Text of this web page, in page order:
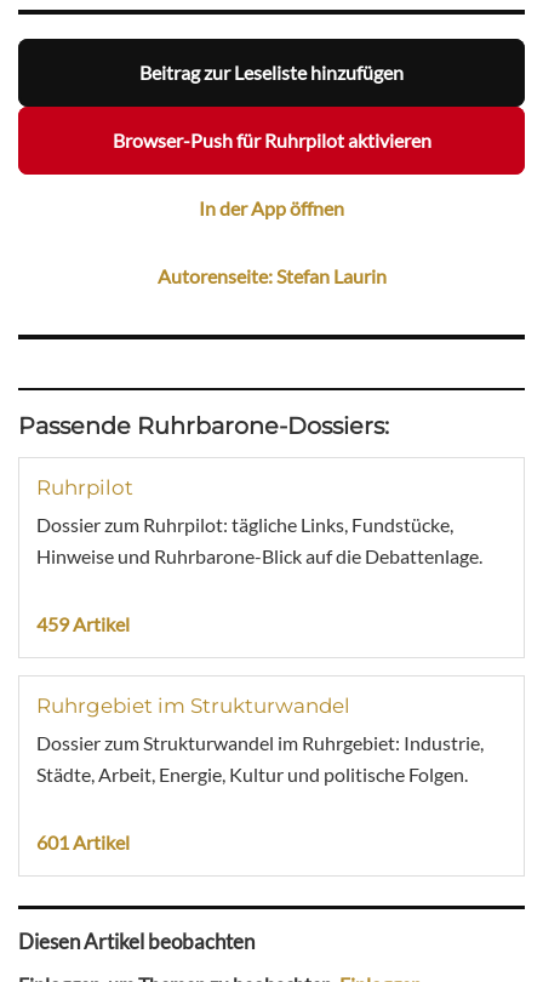
Beitrag zur Leseliste hinzufügen
Browser-Push für Ruhrpilot aktivieren
In der App öffnen
Autorenseite: Stefan Laurin
Passende Ruhrbarone-Dossiers:
Ruhrpilot
Dossier zum Ruhrpilot: tägliche Links, Fundstücke,
Hinweise und Ruhrbarone-Blick auf die Debattenlage.
459 Artikel
Ruhrgebiet im Strukturwandel
Dossier zum Strukturwandel im Ruhrgebiet: Industrie,
Städte, Arbeit, Energie, Kultur und politische Folgen.
601 Artikel
Diesen Artikel beobachten